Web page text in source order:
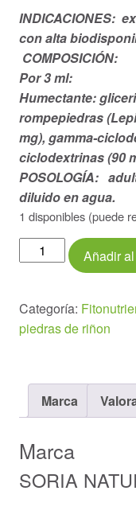
INDICACIONES:
con alta
COMPOSICIÓN:
Por 3 ml:
Humectante:
rompepiedras
mg), gamma-
ciclodextrinas (90
POSOLOGÍA:
diluido en agua.
1 disponibles (puede
Extracto
ROMPEPIEDRA
cantidad
Añadir
Categoría:
piedras de riñon
Marca
Marca
SORIA